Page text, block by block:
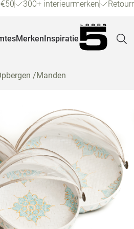
300+ interieurmerken
MerkenInspiratie
/Manden